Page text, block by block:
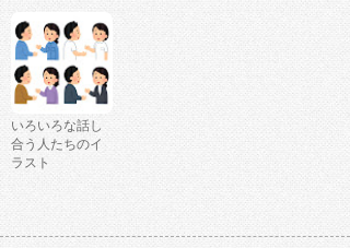
いろいろな話し
合う人たちのイ
ラスト